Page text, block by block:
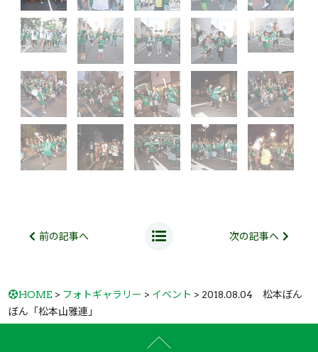
前の記事へ 次の記事へ
HOME > フォトギャラリー > イベント > 2018.08.04 松本ぼん
ぼん 「松本山雅連」